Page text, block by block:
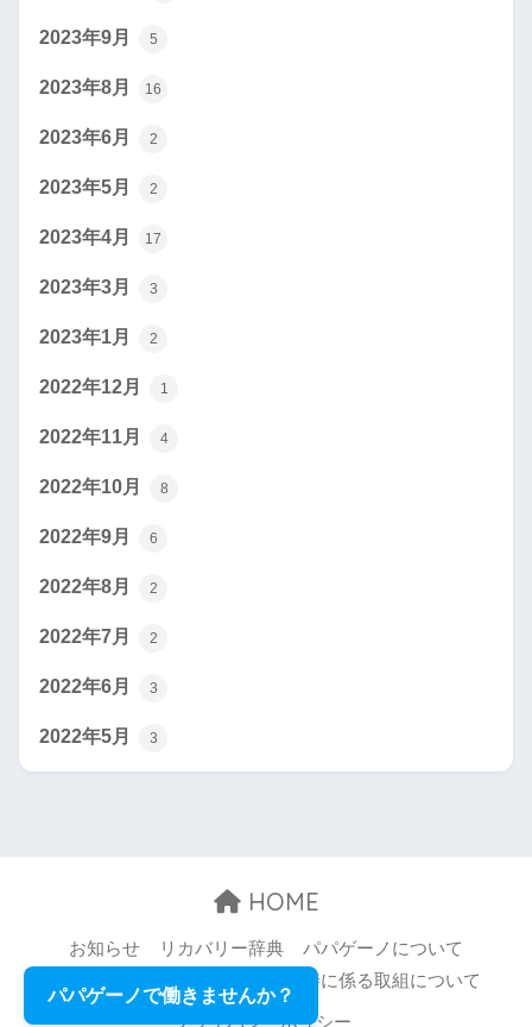
2023年9月 5
2023年8月 16
2023年6月 2
2023年5月 2
2023年4月 17
2023年3月 3
2023年1月 2
2022年12月 1
2022年11月 4
2022年10月 8
2022年9月 6
2022年8月 2
2022年7月 2
2022年6月 3
2022年5月 3
HOME
お知らせ リカバリー辞典
パパゲーノについて
職場環境等の改善に係る取組について
プライバシーポリシー
パパゲーノで働きませんか？